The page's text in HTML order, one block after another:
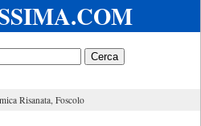
Risanata, Foscolo